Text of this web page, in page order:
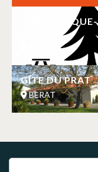
AIRE DE PIQUE-
GÎTE DU PRAT
BERAT